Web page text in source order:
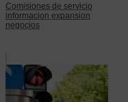
Comisiones de servicio
informacion expansion
negocios